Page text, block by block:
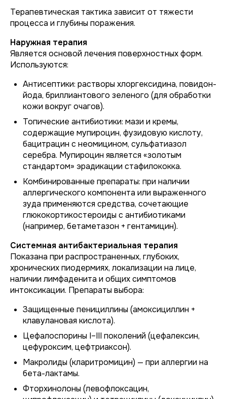
Терапевтическая тактика зависит от тяжести
процесса и глубины поражения.
Наружная терапия
Является основой лечения поверхностных форм.
Используются:
Антисептики: растворы хлоргексидина, повидон-
йода, бриллиантового зеленого (для обработки
кожи вокруг очагов).
Топические антибиотики: мази и кремы,
содержащие мупироцин, фузидовую кислоту,
бацитрацин с неомицином, сульфатиазол
серебра. Мупироцин является «золотым
стандартом» эрадикации стафилококка.
Комбинированные препараты: при наличии
аллергического компонента или выраженного
зуда применяются средства, сочетающие
глюкокортикостероиды с антибиотиками
(например, бетаметазон + гентамицин).
Системная антибактериальная терапия
Показана при распространенных, глубоких,
хронических пиодермиях, локализации на лице,
наличии лимфаденита и общих симптомов
интоксикации. Препараты выбора:
Защищенные пенициллины (амоксициллин +
клавулановая кислота).
Цефалоспорины I–III поколений (цефалексин,
цефуроксим, цефтриаксон).
Макролиды (кларитромицин) — при аллергии на
бета-лактамы.
Фторхинолоны (левофлоксацин,